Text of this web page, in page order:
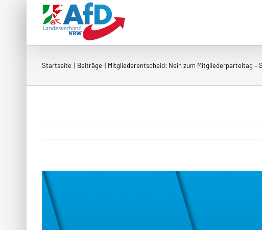
Startseite Beiträge Mitgliederentscheid: Nein zum Mitgliederparteitag –